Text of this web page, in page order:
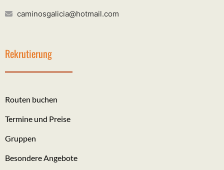
caminosgalicia@hotmail.com
Rekrutierung
Routen buchen
Termine und Preise
Gruppen
Besondere Angebote